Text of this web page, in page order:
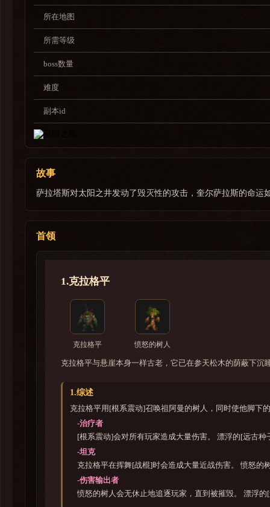
大地的裂变
巫妖王之怒
燃烧的远征
经典旧世
所在地图
所需等级
boss数量
难度
副本id
故事
萨拉塔斯对太阳之井发动了毁灭性的攻击，奎尔萨拉斯的命
首领
1.克拉格平
克拉格平 愤怒的树人
克拉格平与悬崖本身一样古老，它已在参天松木的荫蔽下
1.综述
克拉格平用[根系震动]召唤祖阿曼的树人，同时使他脚下
-治疗者
[根系震动]会对所有玩家造成大量伤害。 漂浮的[远古
-坦克
克拉格平在挥舞[战棍]时会造成大量近战伤害。 愤怒的
-伤害输出者
愤怒的树人会无休止地追逐玩家，直到被摧毁。 漂浮